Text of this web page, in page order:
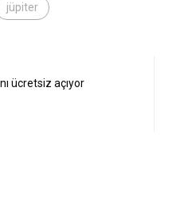
jüpiter
ücretsiz açıyor